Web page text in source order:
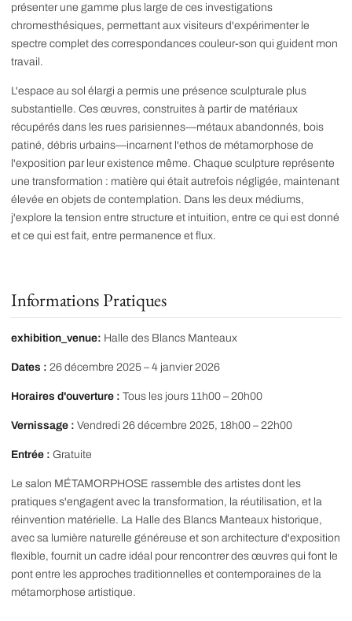
présenter une gamme plus large de ces investigations
chromesthésiques, permettant aux visiteurs d'expérimenter le
spectre complet des correspondances couleur-son qui guident mon
travail.
L'espace au sol élargi a permis une présence sculpturale plus
substantielle. Ces œuvres, construites à partir de matériaux
récupérés dans les rues parisiennes—métaux abandonnés, bois
patiné, débris urbains—incarnent l'ethos de métamorphose de
l'exposition par leur existence même. Chaque sculpture représente
une transformation : matière qui était autrefois négligée, maintenant
élevée en objets de contemplation. Dans les deux médiums,
j'explore la tension entre structure et intuition, entre ce qui est donné
et ce qui est fait, entre permanence et flux.
Informations Pratiques
exhibition_venue: Halle des Blancs Manteaux
Dates : 26 décembre 2025 – 4 janvier 2026
Horaires d'ouverture : Tous les jours 11h00 – 20h00
Vernissage : Vendredi 26 décembre 2025, 18h00 – 22h00
Entrée : Gratuite
Le salon MÉTAMORPHOSE rassemble des artistes dont les
pratiques s'engagent avec la transformation, la réutilisation, et la
réinvention matérielle. La Halle des Blancs Manteaux historique,
avec sa lumière naturelle généreuse et son architecture d'exposition
flexible, fournit un cadre idéal pour rencontrer des œuvres qui font le
pont entre les approches traditionnelles et contemporaines de la
métamorphose artistique.